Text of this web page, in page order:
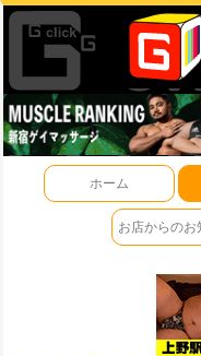
ホーム
お店からのお